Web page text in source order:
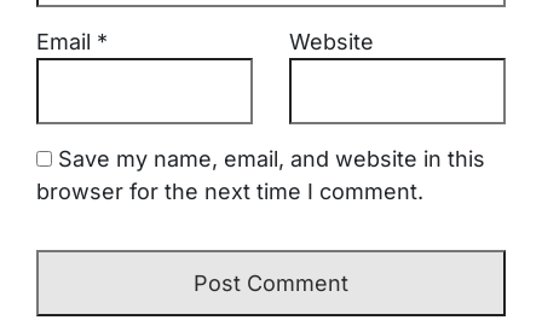
Email * Website
Save my name, email, and website in this
browser for the next time I comment.